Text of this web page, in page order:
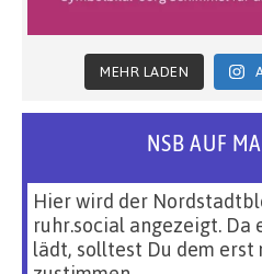
MEHR LADEN
NSB AUF
Hier wird der
ruhr.social angezeigt. Da
lädt, solltest Du dem erst